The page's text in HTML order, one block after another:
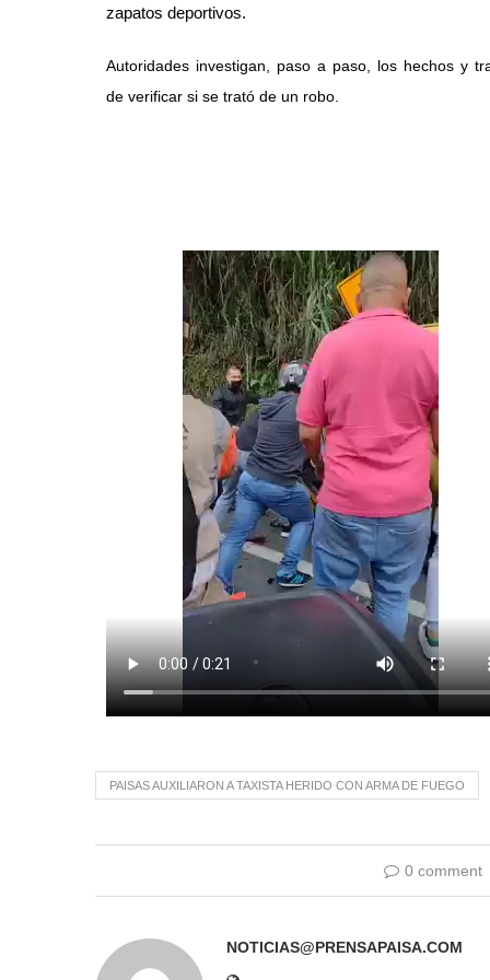
zapatos deportivos.
Autoridades investigan, paso a paso, los hechos y
de verificar si se trató de un robo.
PAISAS AUXILIARON A TAXISTA HERIDO CON ARMA DE FUEGO
0 comment
NOTICIAS@PRENSAPAISA.COM